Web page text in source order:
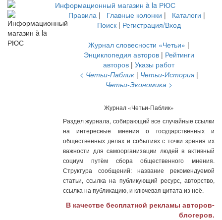
Правила | Главные колонки | Каталоги |
Поиск| Регистрация/Вход
Журнал словесности «Четьи» |
Энциклопедия авторов| Рейтинги
авторов | Указы работ
< Четьи-Паблик| Четьи-История|
Четьи-Экономика >
Журнал «Четьи-Паблик»
Раздел журнала, собирающий все случайные ссылки
на интересные мнения о государственных и
общественных делах и событиях с точки зрения их
важности для самоорганизации людей в активный
социум путём сбора общественного мнения.
Структура сообщений: название рекомендуемой
статьи, ссылка на публикующий ресурс, авторство,
ссылка на публикацию, и ключевая цитата из неё.
В качестве бесплатной рекламы авторов-
блогеров.